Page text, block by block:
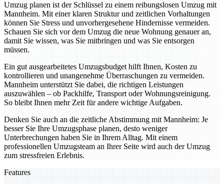
Umzug planen ist der Schlüssel zu einem reibungslosen Umzug mit
Mannheim. Mit einer klaren Struktur und zeitlichen Vorhaltungen
können Sie Stress und unvorhergesehene Hindernisse vermeiden.
Schauen Sie sich vor dem Umzug die neue Wohnung genauer an,
damit Sie wissen, was Sie mitbringen und was Sie entsorgen
müssen.
Ein gut ausgearbeitetes Umzugsbudget hilft Ihnen, Kosten zu
kontrollieren und unangenehme Überraschungen zu vermeiden.
Mannheim unterstützt Sie dabei, die richtigen Leistungen
auszuwählen – ob Packhilfe, Transport oder Wohnungsreinigung.
So bleibt Ihnen mehr Zeit für andere wichtige Aufgaben.
Denken Sie auch an die zeitliche Abstimmung mit Mannheim: Je
besser Sie Ihre Umzugsphase planen, desto weniger
Unterbrechungen haben Sie in Ihrem Alltag. Mit einem
professionellen Umzugsteam an Ihrer Seite wird auch der Umzug
zum stressfreien Erlebnis.
Features